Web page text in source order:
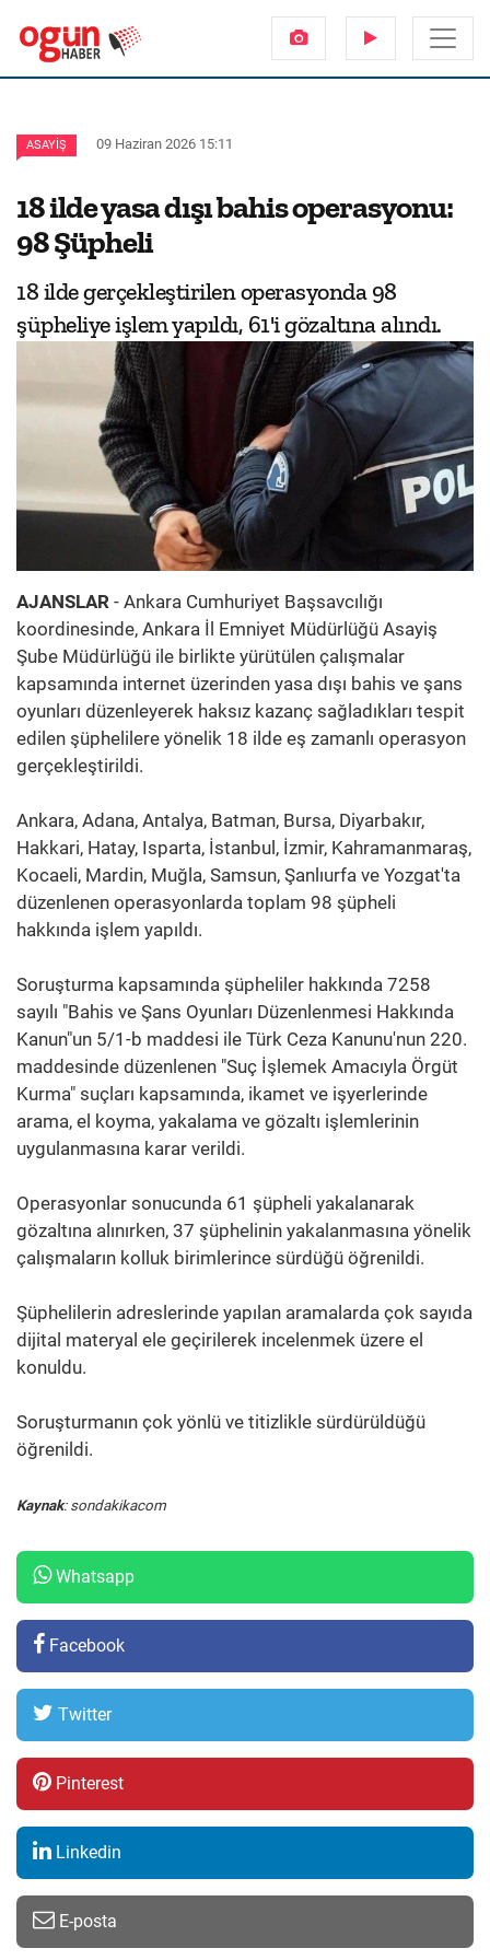
ASAYIŞ 09 Haziran 2026 15:11
18 ilde yasa dışı bahis operasyonu:
98 Şüpheli
18 ilde gerçekleştirilen operasyonda 98
şüpheliye işlem yapıldı, 61'i gözaltına alındı.
AJANSLAR - Ankara Cumhuriyet Başsavcılığı
koordinesinde, Ankara İl Emniyet Müdürlüğü Asayiş
Şube Müdürlüğü ile birlikte yürütülen çalışmalar
kapsamında internet üzerinden yasa dışı bahis ve şans
oyunları düzenleyerek haksız kazanç sağladıkları tespit
edilen şüphelilere yönelik 18 ilde eş zamanlı operasyon
gerçekleştirildi.
Ankara, Adana, Antalya, Batman, Bursa, Diyarbakır,
Hakkari, Hatay, Isparta, İstanbul, İzmir, Kahramanmaraş,
Kocaeli, Mardin, Muğla, Samsun, Şanlıurfa ve Yozgat'ta
düzenlenen operasyonlarda toplam 98 şüpheli
hakkında işlem yapıldı.
Soruşturma kapsamında şüpheliler hakkında 7258
sayılı "Bahis ve Şans Oyunları Düzenlenmesi Hakkında
Kanun"un 5/1-b maddesi ile Türk Ceza Kanunu'nun 220.
maddesinde düzenlenen "Suç İşlemek Amacıyla Örgüt
Kurma" suçları kapsamında, ikamet ve işyerlerinde
arama, el koyma, yakalama ve gözaltı işlemlerinin
uygulanmasına karar verildi.
Operasyonlar sonucunda 61 şüpheli yakalanarak
gözaltına alınırken, 37 şüphelinin yakalanmasına yönelik
çalışmaların kolluk birimlerince sürdüğü öğrenildi.
Şüphelilerin adreslerinde yapılan aramalarda çok sayıda
dijital materyal ele geçirilerek incelenmek üzere el
konuldu.
Soruşturmanın çok yönlü ve titizlikle sürdürüldüğü
öğrenildi.
Kaynak: sondakikacom
Whatsapp
Facebook
Twitter
Pinterest
Linkedin
E-posta